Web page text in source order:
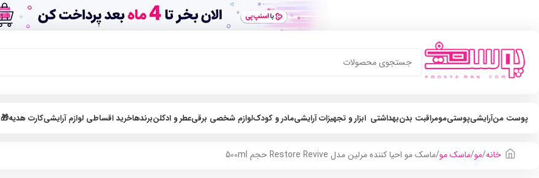
پوست منآرایشیپوستیمومراقبت بدنبهداشتی ابزار و تجهیزات آرایشیمادر و کودکلوازم شخصی برقیعطر و ادکلنبرندهاخرید اقساطی لوازم آرایشیکارت هدیه🎁
خانه مو ماسک مو ماسک مو احیا کننده مرلین مدل Restore Revive حجم 500ml